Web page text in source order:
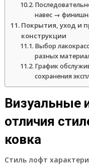
навес →
Покрытия, уход и
конструкции
Выбор
разных
График
сохранения
Визуальные
отличия
ковка
Стиль лофт